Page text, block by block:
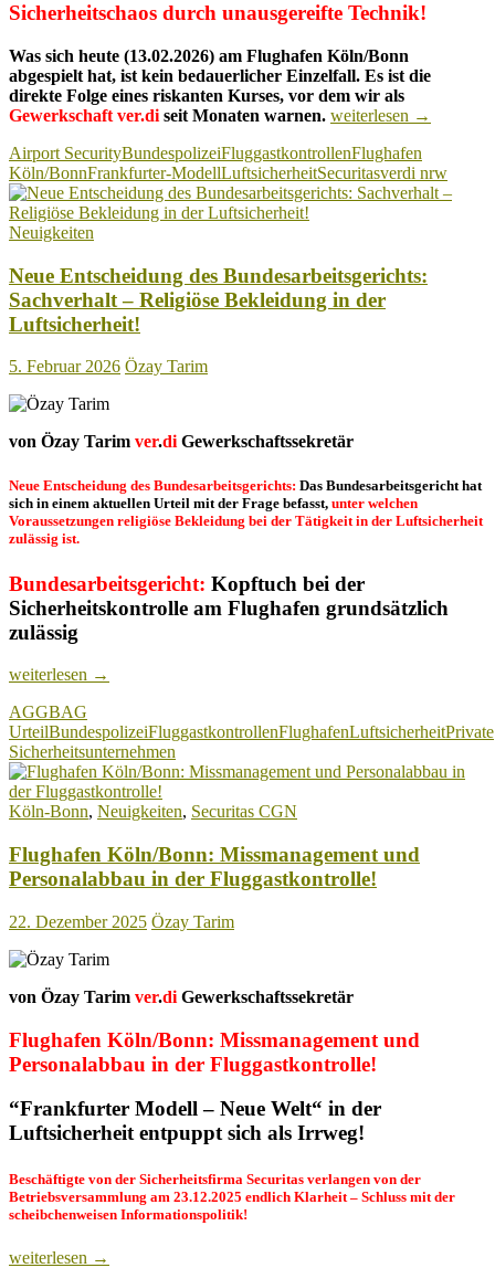
Sicherheitschaos durch unausgereifte Technik!
Was sich heute (13.02.2026) am Flughafen Köln/Bonn
abgespielt hat, ist kein bedauerlicher Einzelfall. Es ist die
direkte Folge eines riskanten Kurses, vor dem wir als
Gewerkschaft ver.di seit Monaten warnen. Flughafen
Flughafenbetreiber
nimmt
Beschäftigte
Geiselhaft!
weiterlesen →
Airport SecurityBundespolizeiFluggastkontrollenFlughafen
Köln/BonnFrankfurter-ModellLuftsicherheitSecuritasverdi nrw
Neuigkeiten
Neue Entscheidung des Bundesarbeitsgerichts:
Sachverhalt – Religiöse Bekleidung in der
Luftsicherheit!
5. Februar 2026 Özay Tarim
von Özay Tarim ver.di Gewerkschaftssekretär
Neue Entscheidung des Bundesarbeitsgerichts: Das Bundesarbeitsgericht hat
sich in einem aktuellen Urteil mit der Frage befasst, unter welchen
Voraussetzungen religiöse Bekleidung bei der Tätigkeit in der Luftsicherheit
zulässig ist.
Bundesarbeitsgericht: Kopftuch bei der
Sicherheitskontrolle am Flughafen grundsätzlich
zulässig
Neue
des
Bundesarbeitsgerichts:
Sachverhalt
–
Religiöse
Bekleidung
der
Luftsicherheit!
weiterlesen →
AGGBAG
UrteilBundespolizeiFluggastkontrollenFlughafenLuftsicherheitPrivate
Sicherheitsunternehmen
Köln-Bonn, Neuigkeiten, Securitas CGN
Flughafen Köln/Bonn: Missmanagement und
Personalabbau in der Fluggastkontrolle!
22. Dezember 2025 Özay Tarim
von Özay Tarim ver.di Gewerkschaftssekretär
Flughafen Köln/Bonn: Missmanagement und
Personalabbau in der Fluggastkontrolle!
“Frankfurter Modell – Neue Welt“ in der
Luftsicherheit entpuppt sich als Irrweg!
Beschäftigte von der Sicherheitsfirma Securitas verlangen von der
Betriebsversammlung am 23.12.2025 endlich Klarheit – Schluss mit der
scheibchenweisen Informationspolitik!
Flughafen
weiterlesen →